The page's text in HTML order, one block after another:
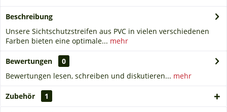
Beschreibung
Unsere Sichtschutzstreifen aus PVC in vielen verschiedenen
Farben bieten eine optimale... mehr
Bewertungen
0
Bewertungen lesen, schreiben und diskutieren... mehr
Zubehör 1